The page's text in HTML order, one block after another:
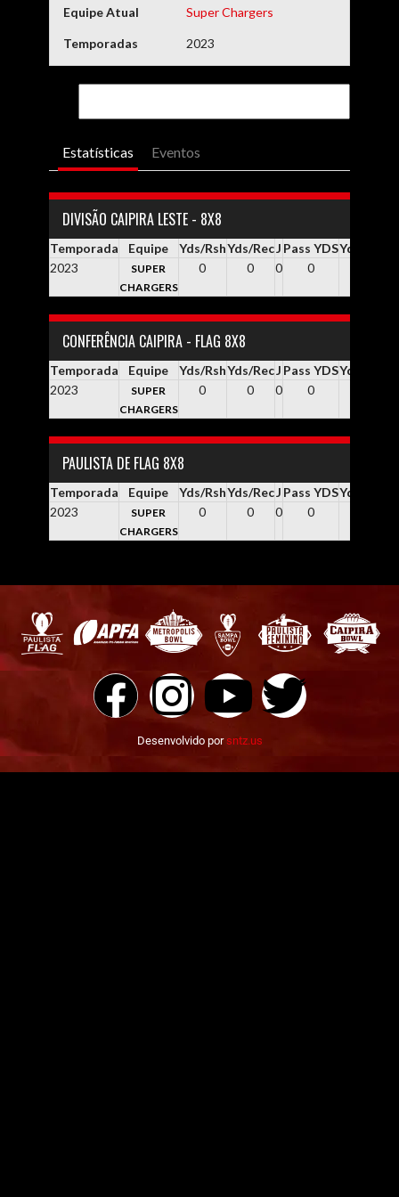
Equipe Atual Super Chargers
Temporadas 2023
Estatísticas Eventos
DIVISÃO CAIPIRA LESTE - 8X8
Temporada Equipe Yds/RshYds/RecJ Pass YDSYds / Pass
2023
SUPER
CHARGERS
0 0 0 0
CONFERÊNCIA CAIPIRA - FLAG 8X8
Temporada Equipe Yds/RshYds/RecJ Pass YDSYds / Pass
2023
SUPER
CHARGERS
0 0 0 0
PAULISTA DE FLAG 8X8
Temporada Equipe Yds/RshYds/RecJ Pass YDSYds / Pass
2023
SUPER
CHARGERS
0 0 0 0
Desenvolvido porsntz.us